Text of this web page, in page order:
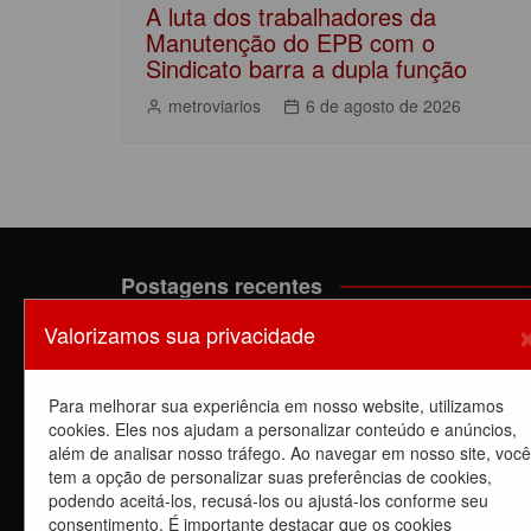
A luta dos trabalhadores da
Manutenção do EPB com o
Sindicato barra a dupla função
metroviarios 6 de agosto de 2026
Postagens recentes
A luta dos trabalhadores da Manutenção do EPB
Dia de luta! Ferroviários mostram que a luta é o
caminho e enfraquecem o privatista Tarcísio
5 de agosto de 2026
Dia de Luta: em apoio a GREVE dos trabalhadores
CPTM – Linhas
Valorizamos sua privacidade
Para melhorar sua experiência em nosso website, utilizamos
cookies. Eles nos ajudam a personalizar conteúdo e anúncios,
além de analisar nosso tráfego. Ao navegar em nosso site, você
tem a opção de personalizar suas preferências de cookies,
podendo aceitá-los, recusá-los ou ajustá-los conforme seu
consentimento. É importante destacar que os cookies